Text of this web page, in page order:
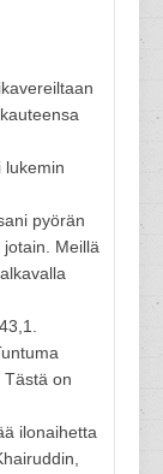
lukemin
pyörän
Meillä
Tästä on
ilonaihetta